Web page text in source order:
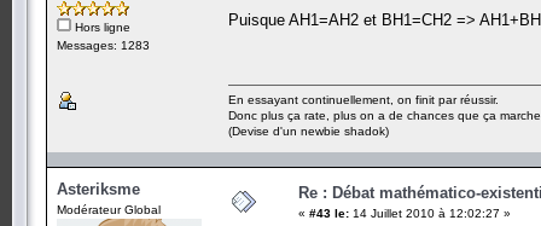
Hors ligne
Messages: 1283
Puisque AH1=AH2 et BH1=CH2 =>
En essayant continuellement, on finit par réussir.
Donc plus ça rate, plus on a de chances que ça
(Devise d'un newbie shadok)
Asteriksme
Modérateur Global
Re : Débat mathématico-
« #43 le: 14 Juillet 2010 à 12:02:27 »